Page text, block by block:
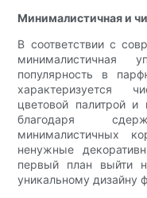
Минималистичная и
В соответствии с
минималистичная
популярность в
характеризуется
цветовой палитрой и
благодаря
минималистичных
ненужные
первый план выйти
уникальному дизайну